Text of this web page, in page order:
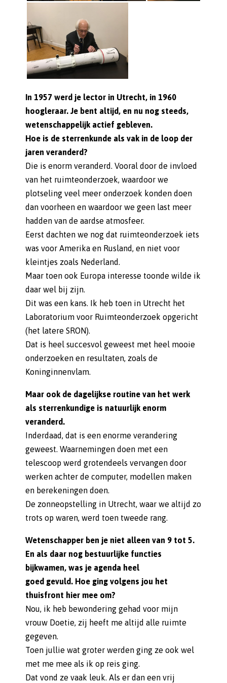
In 1957 werd je lector in Utrecht, in 1960
hoogleraar. Je bent altijd, en nu nog steeds,
wetenschappelijk actief gebleven.
Hoe is de sterrenkunde als vak in de loop der
jaren veranderd?
Die is enorm veranderd. Vooral door de invloed
van het ruimteonderzoek, waardoor we
plotseling veel meer onderzoek konden doen
dan voorheen en waardoor we geen last meer
hadden van de aardse atmosfeer.
Eerst dachten we nog dat ruimteonderzoek iets
was voor Amerika en Rusland, en niet voor
kleintjes zoals Nederland.
Maar toen ook Europa interesse toonde wilde ik
daar wel bij zijn.
Dit was een kans. Ik heb toen in Utrecht het
Laboratorium voor Ruimteonderzoek opgericht
(het latere SRON).
Dat is heel succesvol geweest met heel mooie
onderzoeken en resultaten, zoals de
Koninginnenvlam.
Maar ook de dagelijkse routine van het werk
als sterrenkundige is natuurlijk enorm
veranderd.
Inderdaad, dat is een enorme verandering
geweest. Waarnemingen doen met een
telescoop werd grotendeels vervangen door
werken achter de computer, modellen maken
en berekeningen doen.
De zonneopstelling in Utrecht, waar we altijd zo
trots op waren, werd toen tweede rang.
Wetenschapper ben je niet alleen van 9 tot 5.
En als daar nog bestuurlijke functies
bijkwamen, was je agenda heel
goed gevuld. Hoe ging volgens jou het
thuisfront hier mee om?
Nou, ik heb bewondering gehad voor mijn
vrouw Doetie, zij heeft me altijd alle ruimte
gegeven.
Toen jullie wat groter werden ging ze ook wel
met me mee als ik op reis ging.
Dat vond ze vaak leuk. Als er dan een vrij